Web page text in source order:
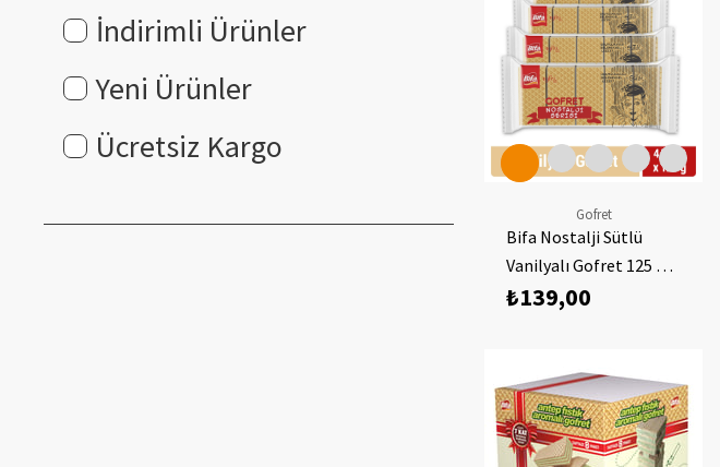
İndirimli Ürünler
Yeni Ürünler
Ücretsiz Kargo
Gofret
Bifa Nostalji Sütlü
Vanilyalı Gofret 125 gr
x 4 Adet
₺139,00